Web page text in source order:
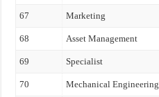
67 Marketing
68 Asset Management
69 Specialist
70 Mechanical Engineering